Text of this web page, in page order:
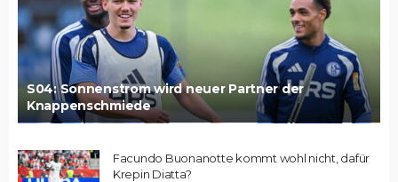
S04: Sonnenstrom wird neuer Partner der
Knappenschmiede
Facundo Buonanotte kommt wohl nicht, dafür
Krepin Diatta?